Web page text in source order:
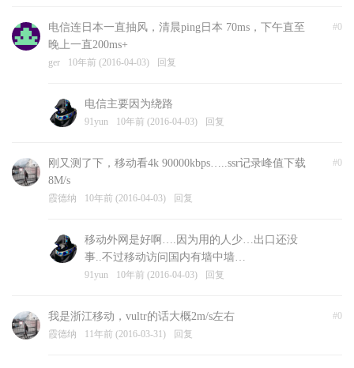
#0
电信连日本一直抽风，清晨ping日本 70ms，下午直至
晚上一直200ms+
ger 10年前 (2016-04-03) 回复
电信主要因为绕路
91yun 10年前 (2016-04-03) 回复
#0
刚又测了下，移动看4k 90000kbps…..ssr记录峰值下载
8M/s
霞德纳 10年前 (2016-04-03) 回复
移动外网是好啊….因为用的人少…出口还没
事..不过移动访问国内有墙中墙…
91yun 10年前 (2016-04-03) 回复
#0
我是浙江移动，vultr的话大概2m/s左右
霞德纳 11年前 (2016-03-31) 回复